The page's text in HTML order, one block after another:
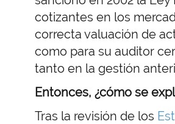
cotizantes en los
correcta valuación de
como para su auditor
tanto en la gestión
Entonces, ¿cómo se
Tras la revisión de los